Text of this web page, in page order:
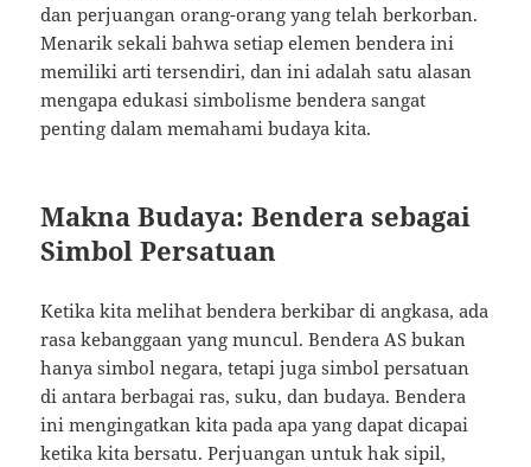
dan perjuangan orang-orang yang telah berkorban.
Menarik sekali bahwa setiap elemen bendera ini
memiliki arti tersendiri, dan ini adalah satu alasan
mengapa edukasi simbolisme bendera sangat
penting dalam memahami budaya kita.
Makna Budaya: Bendera sebagai
Simbol Persatuan
Ketika kita melihat bendera berkibar di angkasa, ada
rasa kebanggaan yang muncul. Bendera AS bukan
hanya simbol negara, tetapi juga simbol persatuan
di antara berbagai ras, suku, dan budaya. Bendera
ini mengingatkan kita pada apa yang dapat dicapai
ketika kita bersatu. Perjuangan untuk hak sipil,